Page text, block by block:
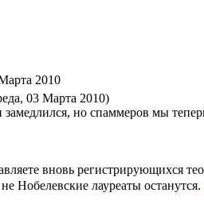
2010
03 Марта 2010)
замедлился, но спаммеров мы
вновь регистрирующихся
Нобелевские лауреаты останутся.